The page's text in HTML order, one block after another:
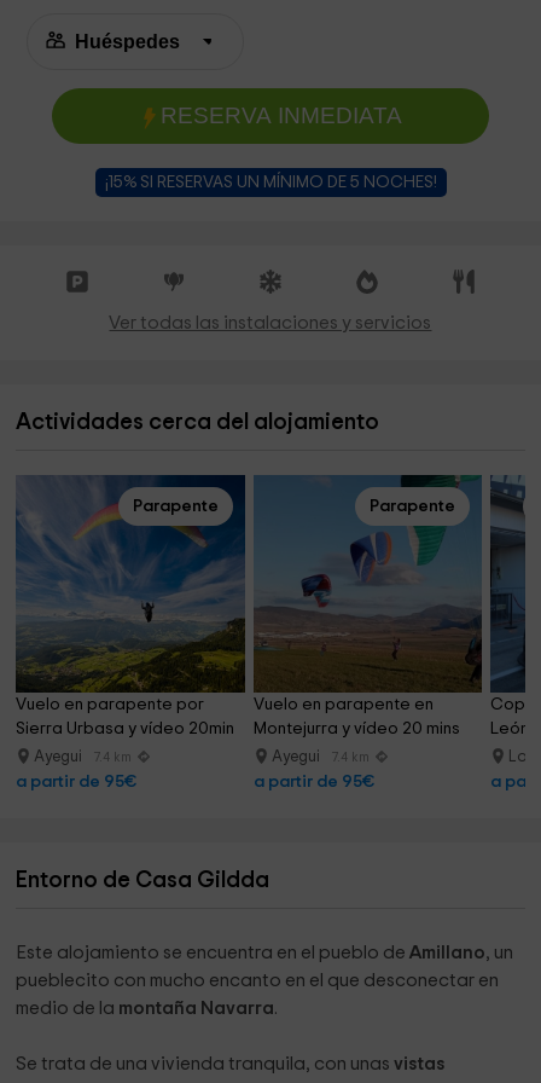
RESERVA INMEDIATA
¡15% SI RESERVAS UN MÍNIMO DE 5 NOCHES!
Ver todas las instalaciones y servicios
Actividades cerca del alojamiento
Parapente
Vuelo en parapente por
Sierra Urbasa y vídeo 20min
Ayegui 7.4 km
a partir de 95€
Parapente
Vuelo en parapente en
Montejurra y vídeo 20 mins
Ayegui 7.4 km
a partir de 95€
León
Los
a
Entorno de Casa Gildda
Este alojamiento se encuentra en el pueblo deAmillano, un
pueblecito con mucho encanto en el que desconectar en
medio de la montaña Navarra.
Se trata de una vivienda tranquila, con unasvistas